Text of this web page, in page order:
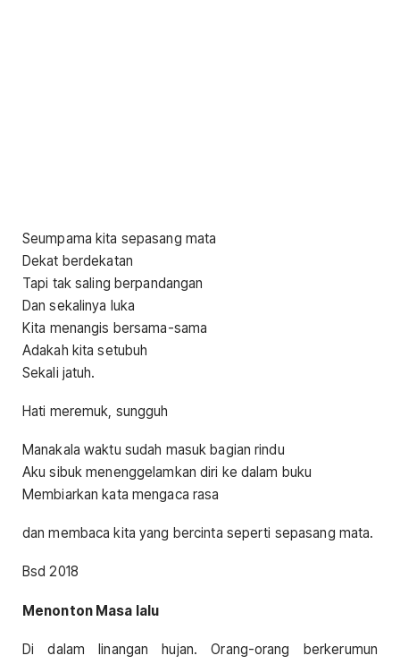
Seumpama kita sepasang mata
Dekat berdekatan
Tapi tak saling berpandangan
Dan sekalinya luka
Kita menangis bersama-sama
Adakah kita setubuh
Sekali jatuh.
Hati meremuk, sungguh
Manakala waktu sudah masuk bagian rindu
Aku sibuk menenggelamkan diri ke dalam buku
Membiarkan kata mengaca rasa
dan membaca kita yang bercinta seperti sepasang mata.
Bsd 2018
Menonton Masa lalu
Di dalam linangan hujan. Orang-orang berkerumun